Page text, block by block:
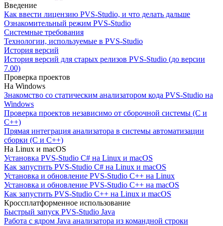
Введение
Как ввести лицензию PVS-Studio, и что делать дальше
Ознакомительный режим PVS-Studio
Системные требования
Технологии, используемые в PVS-Studio
История версий
История версий для старых релизов PVS-Studio (до версии
7.00)
Проверка проектов
На Windows
Знакомство со статическим анализатором кода PVS-Studio на
Windows
Проверка проектов независимо от сборочной системы (C и
C++)
Прямая интеграция анализатора в системы автоматизации
сборки (C и C++)
На Linux и macOS
Установка PVS-Studio C# на Linux и macOS
Как запустить PVS-Studio C# на Linux и macOS
Установка и обновление PVS-Studio C++ на Linux
Установка и обновление PVS-Studio C++ на macOS
Как запустить PVS-Studio C++ на Linux и macOS
Кроссплатформенное использование
Быстрый запуск PVS-Studio Java
Работа с ядром Java анализатора из командной строки